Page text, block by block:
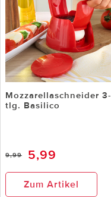
Mozzarellaschneider 3-
tlg. Basilico
9,99 5,99
Zum Artikel